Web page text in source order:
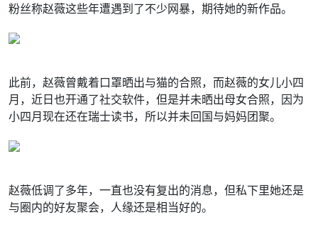
粉丝称赵薇这些年遭遇到了不少网暴，期待她的新作品。
此前，赵薇曾戴着口罩晒出与猫的合照，而赵薇的女儿小四
月，近日也开通了社交软件，但是并未晒出母女合照，因为
小四月现在还在瑞士读书，所以并未回国与妈妈团聚。
赵薇低调了多年，一直也没有复出的消息，但私下里她还是
与圈内的好友聚会，人缘还是相当好的。